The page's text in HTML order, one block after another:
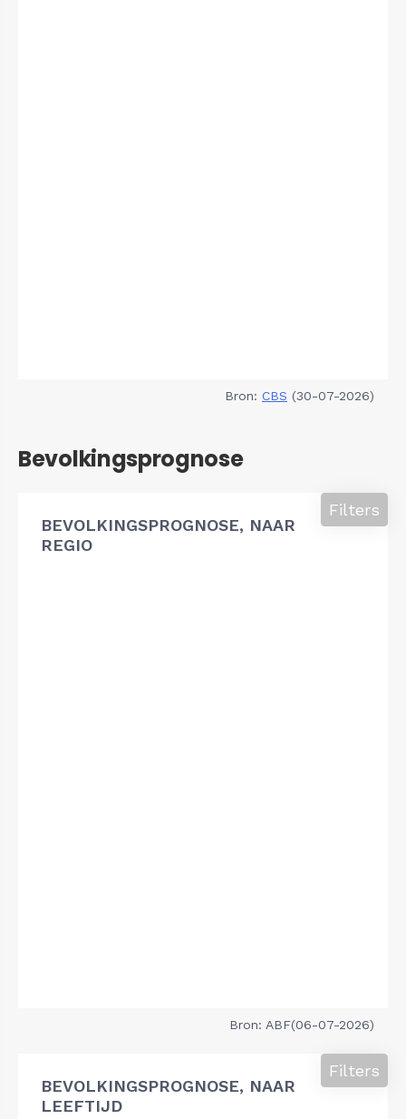
Bron: CBS (30-07-2026)
Bevolkingsprognose
BEVOLKINGSPROGNOSE, NAAR
REGIO
Filters
Bron: ABF(06-07-2026)
BEVOLKINGSPROGNOSE, NAAR
LEEFTIJD
Filters